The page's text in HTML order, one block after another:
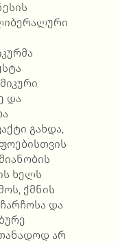
და
გახდა,
ხელს
ქმნის
და
არ